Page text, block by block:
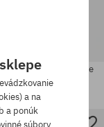
Carhartt WIP Double
Vegas Zip
€ 56,90 €
a na
a ponúk
súbory